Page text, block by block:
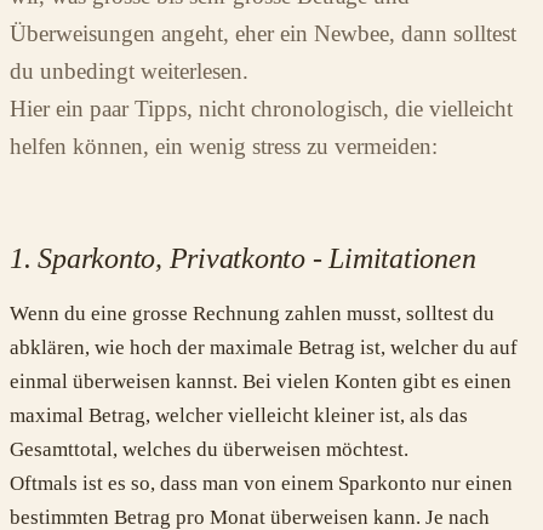
Überweisungen angeht, eher ein Newbee, dann solltest
du unbedingt weiterlesen.
Hier ein paar Tipps, nicht chronologisch, die vielleicht
helfen können, ein wenig stress zu vermeiden:
1. Sparkonto, Privatkonto - Limitationen
Wenn du eine grosse Rechnung zahlen musst, solltest du
abklären, wie hoch der maximale Betrag ist, welcher du auf
einmal überweisen kannst. Bei vielen Konten gibt es einen
maximal Betrag, welcher vielleicht kleiner ist, als das
Gesamttotal, welches du überweisen möchtest.
Oftmals ist es so, dass man von einem Sparkonto nur einen
bestimmten Betrag pro Monat überweisen kann. Je nach